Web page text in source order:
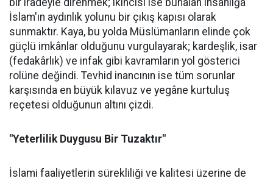
bir iradeyle direnmek; ikincisi ise bunalan insanlığa
İslam'ın aydınlık yolunu bir çıkış kapısı olarak
sunmaktır. Kaya, bu yolda Müslümanların elinde çok
güçlü imkânlar olduğunu vurgulayarak; kardeşlik, isar
(fedakârlık) ve infak gibi kavramların yol gösterici
rolüne değindi. Tevhid inancının ise tüm sorunlar
karşısında en büyük kılavuz ve yegâne kurtuluş
reçetesi olduğunun altını çizdi.
"Yeterlilik Duygusu Bir Tuzaktır"
İslami faaliyetlerin sürekliliği ve kalitesi üzerine de